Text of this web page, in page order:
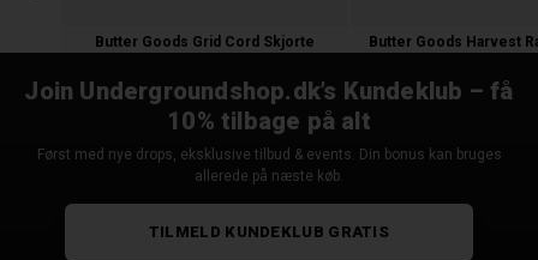
Butter Goods Grid Cord Skjorte Butter Goods Harvest
Join Undergroundshop.dk’s Kundeklub – få
10% tilbage på alt
Først med nye drops, eksklusive tilbud & events. Din bonus kan bruges
allerede på næste køb.
TILMELD KUNDEKLUB GRATIS